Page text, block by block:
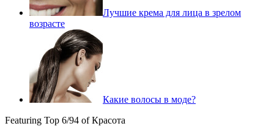
Лучшие крема для лица в зрелом
возрасте
Какие волосы в моде?
Featuring Top 6/94 of Красота